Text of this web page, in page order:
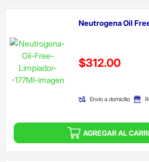
Neutrogena Oil
Precio reducido de
$312.00
Envío a domicilio
AGREGAR AL